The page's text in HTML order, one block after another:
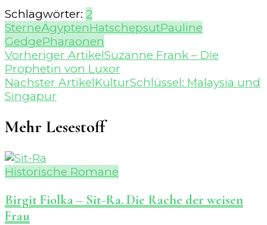
Schlagwörter: 2
SterneÄgyptenHatschepsutPauline
GedgePharaonen
Beitragsnavigation
Vorheriger ArtikelSuzanne Frank – Die
Prophetin von Luxor
Nächster ArtikelKulturSchlüssel: Malaysia und
Singapur
Mehr Lesestoff
Historische Romane
Birgit Fiolka – Sit-Ra. Die Rache der weisen
Frau